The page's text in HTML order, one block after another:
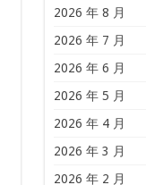
2026 年 8 月
2026 年 7 月
2026 年 6 月
2026 年 5 月
2026 年 4 月
2026 年 3 月
2026 年 2 月